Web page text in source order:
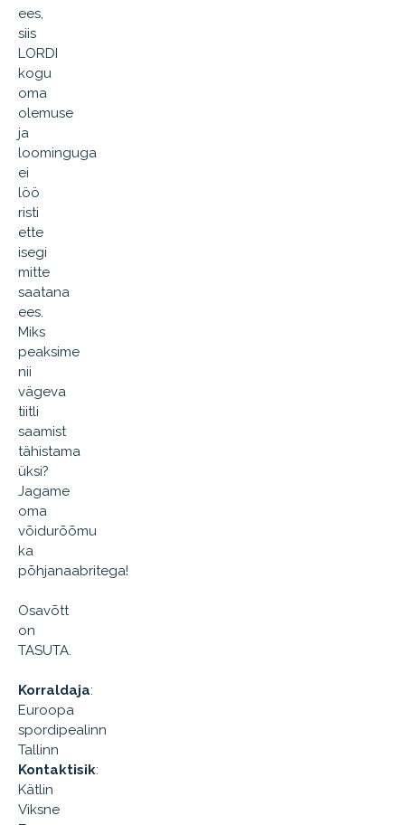
ees,
siis
LORDI
kogu
oma
olemuse
ja
loominguga
ei
löö
risti
ette
isegi
mitte
saatana
ees.
Miks
peaksime
nii
vägeva
tiitli
saamist
tähistama
üksi?
Jagame
oma
võidurõõmu
ka
põhjanaabritega!
Osavõtt
on
TASUTA.
Korraldaja:
Euroopa
spordipealinn
Tallinn
Kontaktisik:
Kätlin
Viksne